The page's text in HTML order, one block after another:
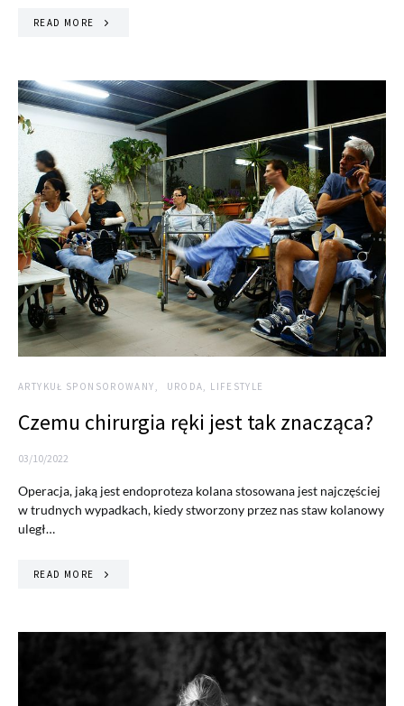
READ MORE
ARTYKUŁ SPONSOROWANY URODA, LIFESTYLE
Czemu chirurgia ręki jest tak znacząca?
03/10/2022
Operacja, jaką jest endoproteza kolana stosowana jest najczęściej
w trudnych wypadkach, kiedy stworzony przez nas staw kolanowy
uległ…
READ MORE